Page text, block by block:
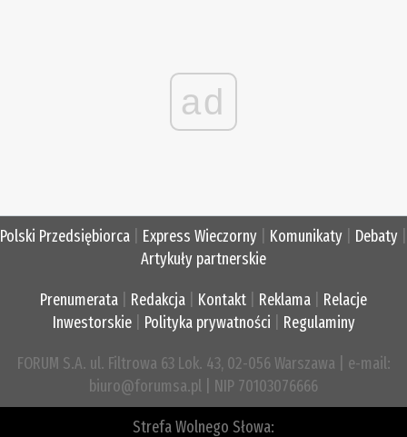
ad
Polski Przedsiębiorca Express Wieczorny Komunikaty Debaty
Artykuły partnerskie
Prenumerata Redakcja Kontakt Reklama
Relacje
Inwestorskie| Polityka prywatności Regulaminy
FORUM S.A. ul. Filtrowa 63 Lok. 43, 02-056 Warszawa | e-mail:
biuro@forumsa.pl | NIP 70103076666
Strefa Wolnego Słowa: